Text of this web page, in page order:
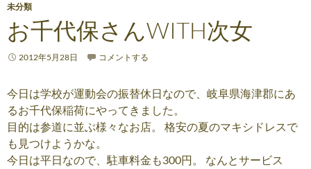
未分類
お千代保さんWITH次女
2012年5月28日 コメントする
今日は学校が運動会の振替休日なので、岐阜県海津郡にあ
るお千代保稲荷にやってきました。
目的は参道に並ぶ様々なお店。 格安の夏のマキシドレスで
も見つけようかな。
今日は平日なので、駐車料金も300円。 なんとサービス